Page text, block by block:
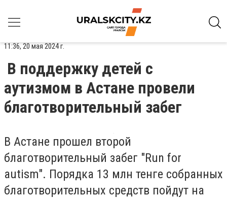
11:36, 20 мая 2024 г.
В поддержку детей с
аутизмом в Астане провели
благотворительный забег
В Астане прошел второй
благотворительный забег "Run for
autism". Порядка 13 млн тенге собранных
благотворительных средств пойдут на